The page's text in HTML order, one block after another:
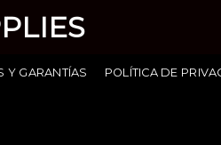
Y GARANTÍAS POLÍTICA DE